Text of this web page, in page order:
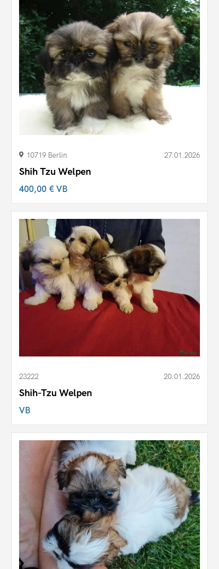
10719 Berlin 27.01.2026
Shih Tzu Welpen
400,00 €VB
23222 20.01.2026
Shih-Tzu Welpen
VB